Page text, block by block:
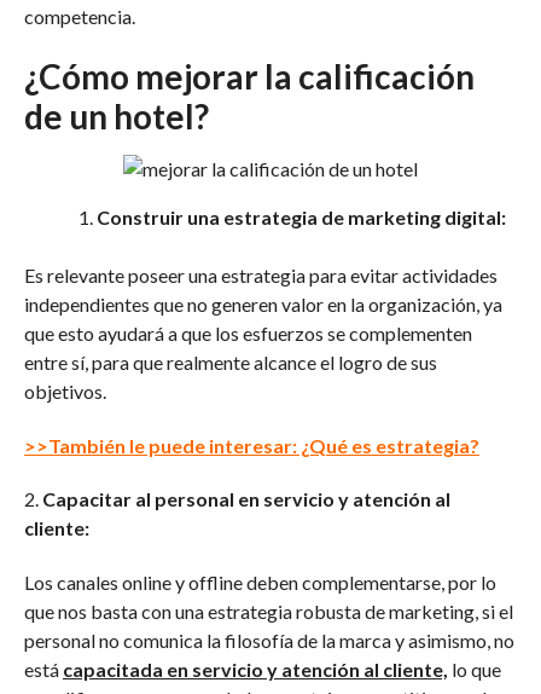
competencia.
¿Cómo mejorar la calificación
de un hotel?
Construir una estrategia de marketing digital:
Es relevante poseer una estrategia para evitar actividades
independientes que no generen valor en la organización, ya
que esto ayudará a que los esfuerzos se complementen
entre sí, para que realmente alcance el logro de sus
objetivos.
>>También le puede interesar: ¿Qué es estrategia?
2. Capacitar al personal en servicio y atención al
cliente:
Los canales online y offline deben complementarse, por lo
que nos basta con una estrategia robusta de marketing, si el
personal no comunica la filosofía de la marca y asimismo, no
está capacitada en servicio y atención al cliente, lo que